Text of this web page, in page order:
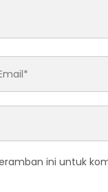
ini untuk